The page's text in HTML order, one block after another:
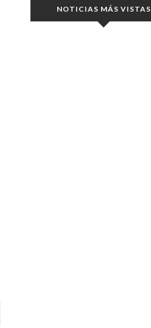
NOTICIAS MÁS VISTAS